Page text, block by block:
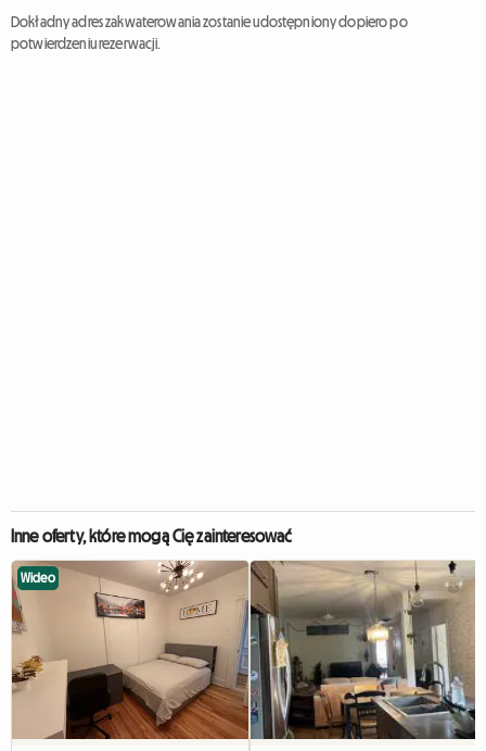
Dokładny adres zakwaterowania zostanie udostępniony dopiero po
potwierdzeniu rezerwacji.
Inne oferty, które mogą Cię zainteresować
Wideo